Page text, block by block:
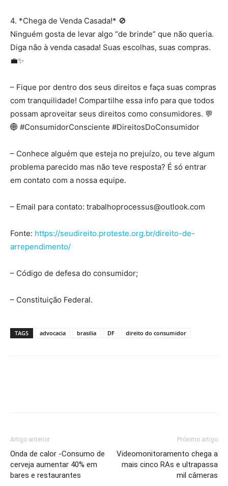
4. *Chega de Venda Casada!* 🚫
Ninguém gosta de levar algo “de brinde” que não queria.
Diga não à venda casada! Suas escolhas, suas compras.
💼✨
– Fique por dentro dos seus direitos e faça suas compras
com tranquilidade! Compartilhe essa info para que todos
possam aproveitar seus direitos como consumidores. 💬
🌐 #ConsumidorConsciente #DireitosDoConsumidor
– Conhece alguém que esteja no prejuízo, ou teve algum
problema parecido mas não teve resposta? É só entrar
em contato com a nossa equipe.
– Email para contato: trabalhoprocessus@outlook.com
Fonte: https://seudireito.proteste.org.br/direito-de-
arrependimento/
– Código de defesa do consumidor;
– Constituição Federal.
TAGS advocacia brasilia DF direito do consumidor
Artigo anterior
Onda de calor -Consumo de
cerveja aumentar 40% em
bares e restaurantes
Próximo artigo
Videomonitoramento chega a
mais cinco RAs e ultrapassa
mil câmeras